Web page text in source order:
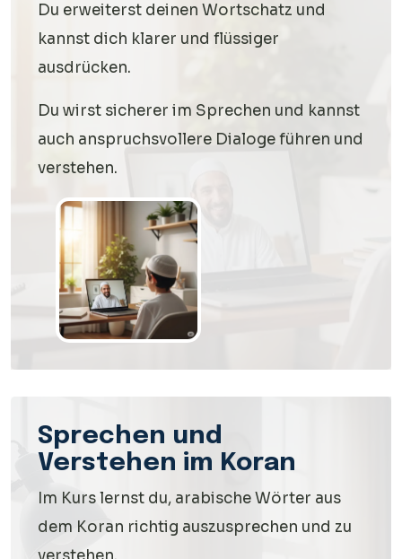
Du erweiterst deinen Wortschatz und
kannst dich klarer und flüssiger
ausdrücken.
Du wirst sicherer im Sprechen und kannst
auch anspruchsvollere Dialoge führen und
verstehen.
Sprechen und
Verstehen im Koran
Im Kurs lernst du, arabische Wörter aus
dem Koran richtig auszusprechen und zu